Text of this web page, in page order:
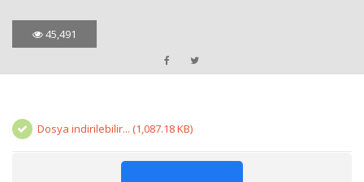
45,491
Dosya indirilebilir... (1,087.18 KB)